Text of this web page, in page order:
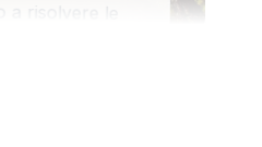
gentilezza.